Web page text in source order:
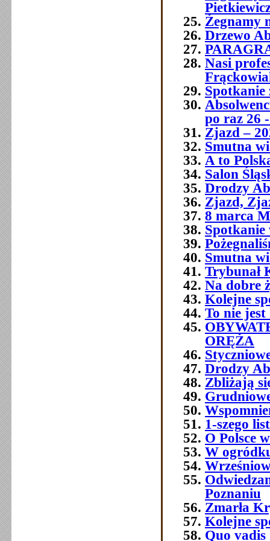
Żegnamy
Drzewo
Nasi
Spotkanie
po raz 26
Zjazd –
Smutna
A to
Salon
Drodzy
Zjazd,
8 marca
Spotkanie
Smutna
Trybunał
Na dobre
Kolejne
To nie
ORĘŻA
Drodzy
Zbliżają
1-szego
O Polsce
W
Poznaniu
Zmarła
Kolejne
Quo vadis